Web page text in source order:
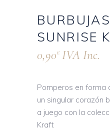
SUNRISE
0,90€ IVA Inc.
Pomperos en
un singular corazón
a juego con la
Kraft